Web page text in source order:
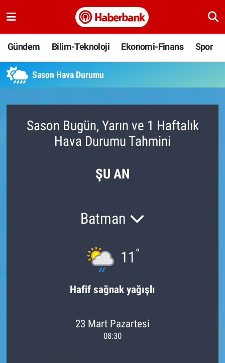
Gündem Bilim-Teknoloji Ekonomi-Finans Spor
Sason Hava Durumu
Sason Bugün, Yarın ve 1 Haftalık
Hava Durumu Tahmini
ŞU AN
Batman
11 °
Hafif sağnak yağışlı
23 Mart Pazartesi
08:30
Bilim-Teknoloji
Ekonomi-Finans
Hava Durumu
Namaz Vakitleri
Süper Lig Puan Durumu ve Fikstür